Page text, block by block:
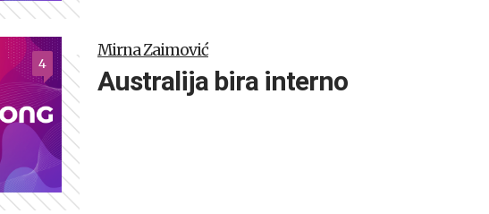
4
Mirna Zaimović
Australija bira interno